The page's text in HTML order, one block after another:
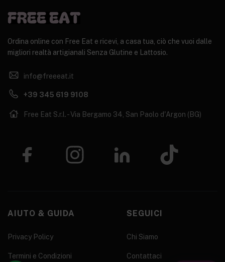
Ordina online con Free Eat e ricevi, a casa tua, ciò che vuoi dalle
migliori realtà artigianali Senza Glutine e Lattosio.
info@freeeat.it
+39 345 619 9108
Free Eat S.r.l. - Via Bergamo 34, San Paolo d'Argon (BG)
AIUTO & GUIDA
Privacy Policy
Termini e Condizioni
SEGUICI
Chi Siamo
Contattaci